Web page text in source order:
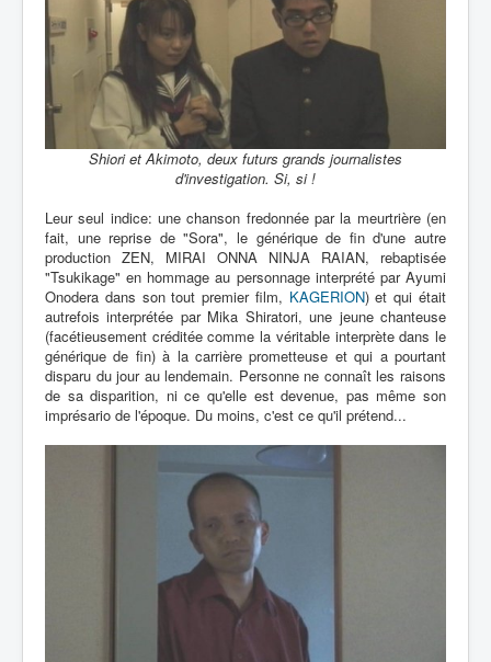
Shiori et Akimoto, deux futurs grands journalistes
d'investigation. Si, si !
Leur seul indice: une chanson fredonnée par la meurtrière (en
fait, une reprise de "Sora", le générique de fin d'une autre
production ZEN, MIRAI ONNA NINJA RAIAN, rebaptisée
"Tsukikage" en hommage au personnage interprété par Ayumi
Onodera dans son tout premier film, KAGERION) et qui était
autrefois interprétée par Mika Shiratori, une jeune chanteuse
(facétieusement créditée comme la véritable interprète dans le
générique de fin) à la carrière prometteuse et qui a pourtant
disparu du jour au lendemain. Personne ne connaît les raisons
de sa disparition, ni ce qu'elle est devenue, pas même son
imprésario de l'époque. Du moins, c'est ce qu'il prétend...